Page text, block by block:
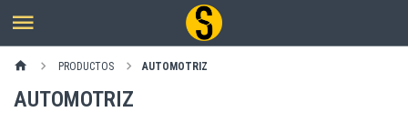
PRODUCTOS AUTOMOTRIZ
AUTOMOTRIZ